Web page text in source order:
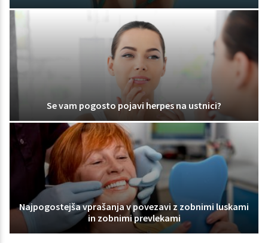
Se vam pogosto pojavi herpes na ustnici?
Najpogostejša vprašanja v povezavi z zobnimi luskami
in zobnimi prevlekami